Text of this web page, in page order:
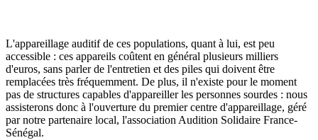
L'appareillage auditif de ces populations, quant à lui, est peu
accessible : ces appareils coûtent en général plusieurs milliers
d'euros, sans parler de l'entretien et des piles qui doivent être
remplacées très fréquemment. De plus, il n'existe pour le moment
pas de structures capables d'appareiller les personnes sourdes : nous
assisterons donc à l'ouverture du premier centre d'appareillage, géré
par notre partenaire local, l'association Audition Solidaire France-
Sénégal.